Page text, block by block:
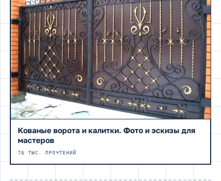
Кованые ворота и калитки. Фото и эскизы для
мастеров
76 ТЫС. ПРОЧТЕНИЙ